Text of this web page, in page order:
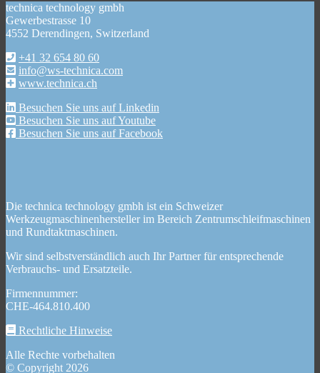
technica technology gmbh
Gewerbestrasse 10
4552 Derendingen, Switzerland
+41 32 654 80 60
info@ws-technica.com
www.technica.ch
Besuchen Sie uns auf Linkedin
Besuchen Sie uns auf Youtube
Besuchen Sie uns auf Facebook
Die technica technology gmbh ist ein Schweizer
Werkzeugmaschinenhersteller im Bereich Zentrumschleifmaschinen
und Rundtaktmaschinen.
Wir sind selbstverständlich auch Ihr Partner für entsprechende
Verbrauchs- und Ersatzteile.
Firmennummer:
CHE-464.810.400
Rechtliche Hinweise
Alle Rechte vorbehalten
© Copyright 2026